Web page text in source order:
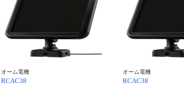
オーム電機
RCAC38
オーム電機
RCAC38